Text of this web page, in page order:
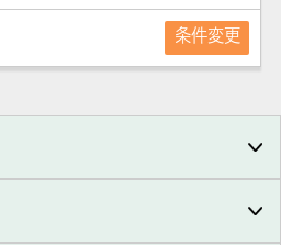
条件変更